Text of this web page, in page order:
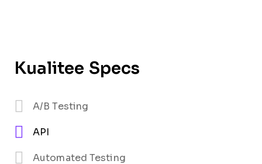
Kualitee Specs
A/B Testing
API
Automated Testing